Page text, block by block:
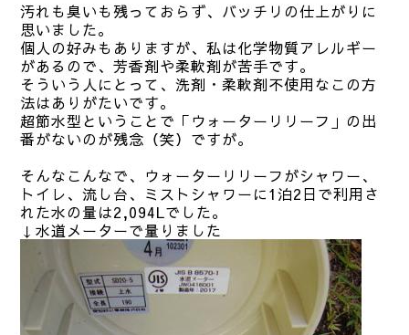
汚れも臭いも残っておらず、バッチリの仕上がりに
思いました。
個人の好みもありますが、私は化学物質アレルギー
があるので、芳香剤や柔軟剤が苦手です。
そういう人にとって、洗剤・柔軟剤不使用なこの方
法はありがたいです。
超節水型ということで「ウォーターリリーフ」の出
番がないのが残念（笑）ですが。
そんなこんなで、ウォーターリリーフがシャワー、
トイレ、流し台、ミストシャワーに1泊2日で利用さ
れた水の量は2,094Lでした。
↓水道メーターで量りました